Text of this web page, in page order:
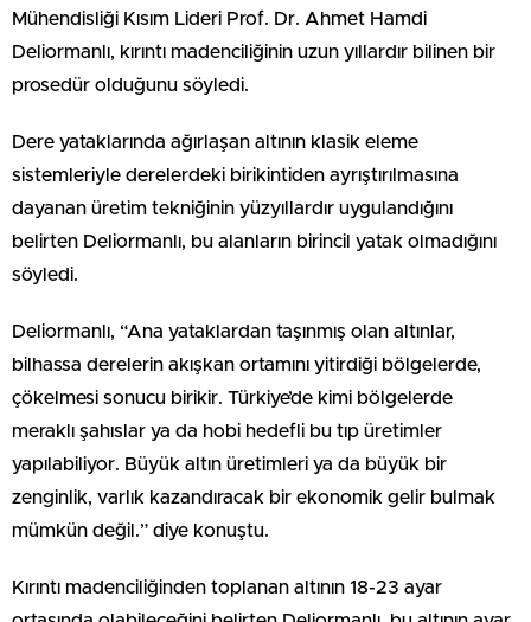
Mühendisliği Kısım Lideri Prof. Dr. Ahmet Hamdi
Deliormanlı, kırıntı madenciliğinin uzun yıllardır bilinen bir
prosedür olduğunu söyledi.
Dere yataklarında ağırlaşan altının klasik eleme
sistemleriyle derelerdeki birikintiden ayrıştırılmasına
dayanan üretim tekniğinin yüzyıllardır uygulandığını
belirten Deliormanlı, bu alanların birincil yatak olmadığını
söyledi.
Deliormanlı, “Ana yataklardan taşınmış olan altınlar,
bilhassa derelerin akışkan ortamını yitirdiği bölgelerde,
çökelmesi sonucu birikir. Türkiye’de kimi bölgelerde
meraklı şahıslar ya da hobi hedefli bu tıp üretimler
yapılabiliyor. Büyük altın üretimleri ya da büyük bir
zenginlik, varlık kazandıracak bir ekonomik gelir bulmak
mümkün değil.” diye konuştu.
Kırıntı madenciliğinden toplanan altının 18-23 ayar